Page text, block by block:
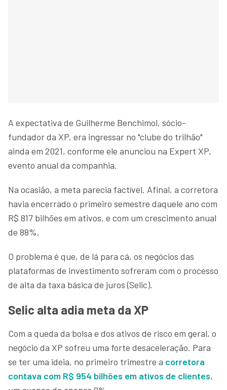
A expectativa de Guilherme Benchimol, sócio-
fundador da XP, era ingressar no "clube do trilhão"
ainda em 2021, conforme ele anunciou na Expert XP,
evento anual da companhia.
Na ocasião, a meta parecia factível. Afinal, a corretora
havia encerrado o primeiro semestre daquele ano com
R$ 817 bilhões em ativos, e com um crescimento anual
de 88%.
O problema é que, de lá para cá, os negócios das
plataformas de investimento sofreram com o processo
de alta da taxa básica de juros (Selic).
Selic alta adia meta da XP
Com a queda da bolsa e dos ativos de risco em geral, o
negócio da XP sofreu uma forte desaceleração. Para
se ter uma ideia, no primeiro trimestre a corretora
contava com R$ 954 bilhões em ativos de clientes,